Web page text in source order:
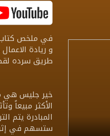
في ملخص كتاب
و ريادة
طريق سرده
خير جليس هي
الأكثر مبيعاً
المبادرة يتم
ستسهم في